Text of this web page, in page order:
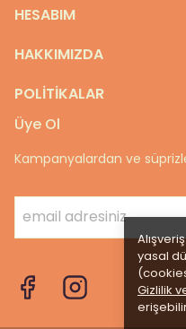
yasal
Gizlilik
HESABIM
HAKKIMIZDA
POLİTİKALAR
Üye Ol
Kampanyalardan ve